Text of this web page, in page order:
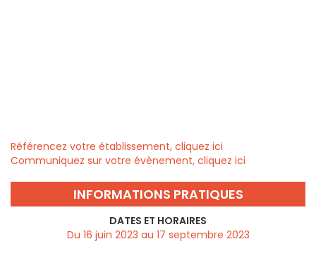
Référencez votre établissement, cliquez ici
Communiquez sur votre évènement, cliquez ici
INFORMATIONS PRATIQUES
DATES ET HORAIRES
Du 16 juin 2023 au 17 septembre 2023